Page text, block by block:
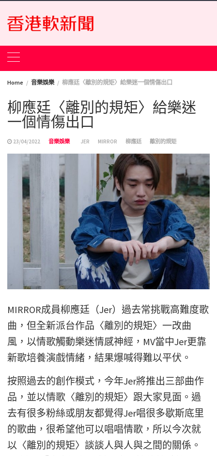
Skip
content
Home 音樂娛樂 柳應廷〈離別的規矩〉給樂迷一個情傷出口
柳應廷〈離別的規矩〉給樂迷
一個情傷出口
23/04/2022 音樂娛樂 JER MIRROR 柳應廷 離別的規矩
MIRROR成員柳應廷（Jer）過去常挑戰高難度歌
曲， 但全新派台作品〈離別的規矩〉一改曲
風， 以情歌觸動樂迷情感神經，MV當中Jer更靠
新歌培養演戲情緒， 結果爆喊得難以平伏。
按照過去的創作模式，今年Jer將推出三部曲作
品，並以情歌〈離別的規矩〉跟大家見面。過
去有很多粉絲或朋友都覺得Jer唱很多歇斯底里
的歌曲，很希望他可以唱唱情歌，所以今次就
以〈離別的規矩〉談談人與人與之間的關係。